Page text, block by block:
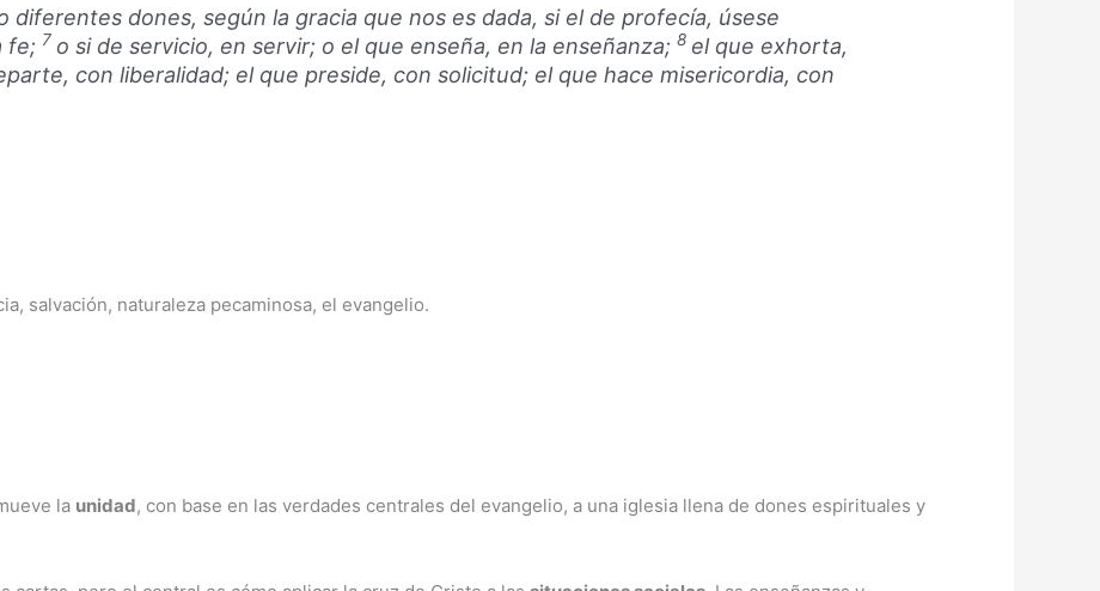
diferentes dones, según la gracia que nos es dada, si el de profecía, úsese
fe; 7 o si de servicio, en servir; o el que enseña, en la enseñanza;8 el que exhorta,
con liberalidad; el que preside, con solicitud; el que hace misericordia, con
salvación, naturaleza pecaminosa, el evangelio.
la unidad, con base en las verdades centrales del evangelio, a una iglesia llena de dones espirituales y